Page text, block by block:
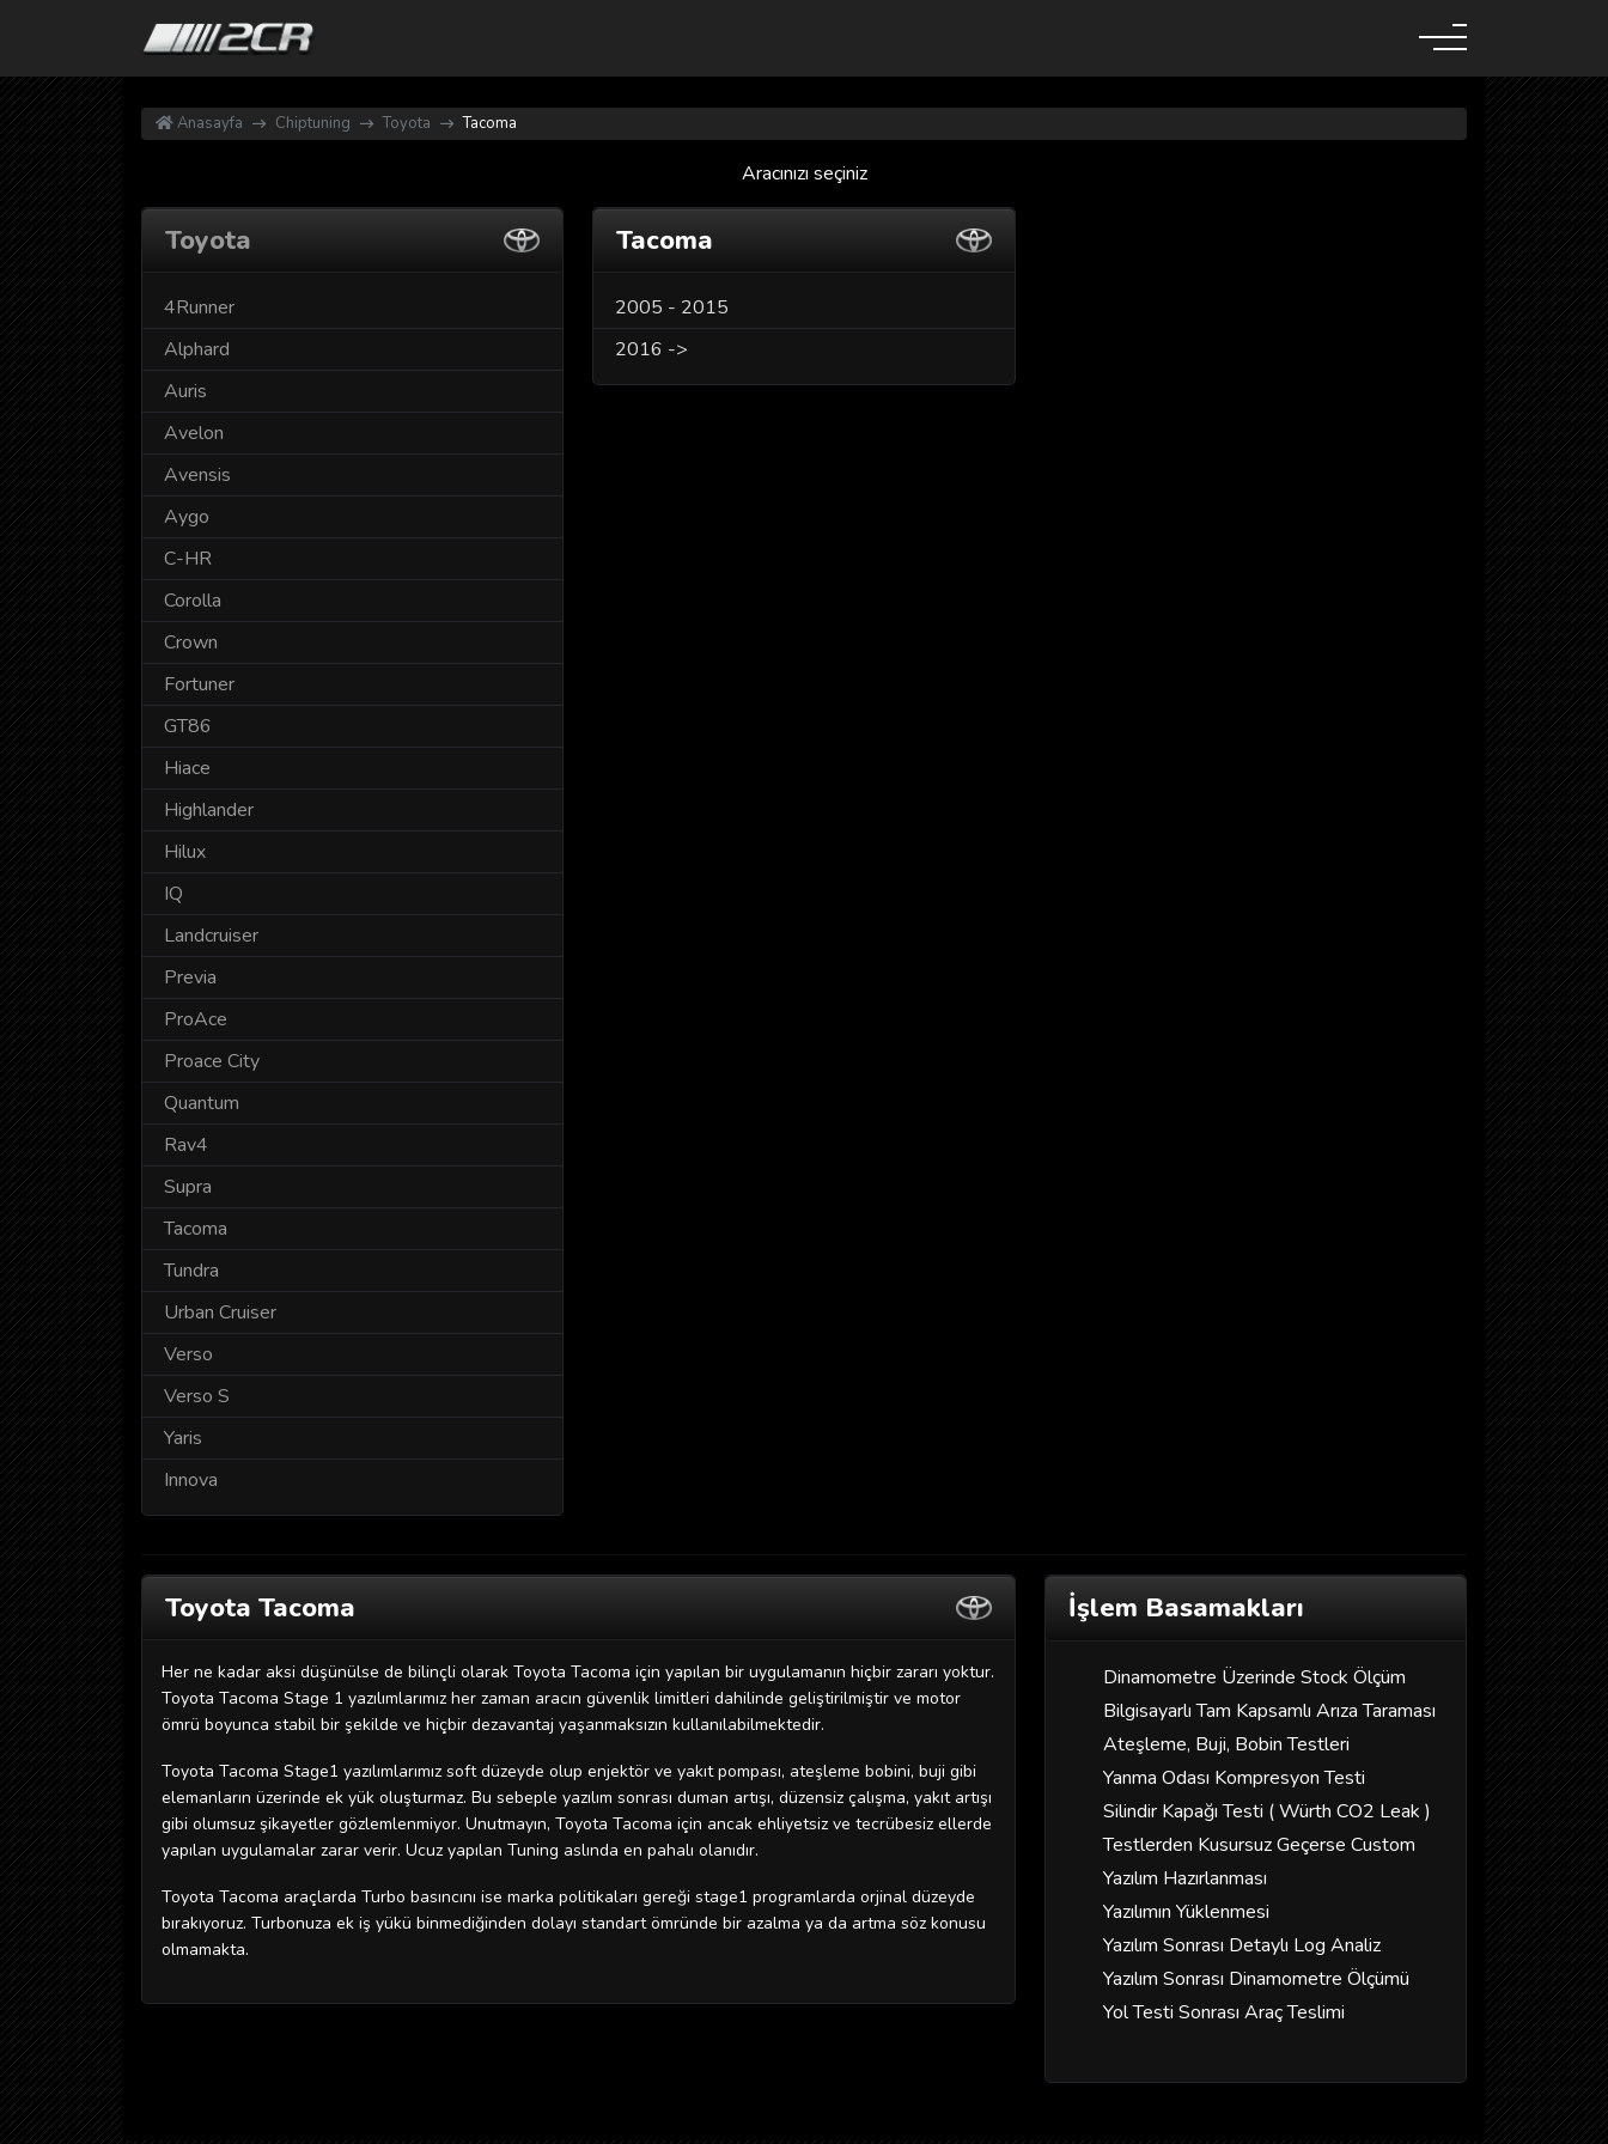
Anasayfa Chiptuning Toyota Tacoma
Aracınızı seçiniz
Toyota
4Runner
Alphard
Auris
Avelon
Avensis
Aygo
C-HR
Corolla
Crown
Fortuner
GT86
Hiace
Highlander
Hilux
IQ
Landcruiser
Previa
ProAce
Proace City
Quantum
Rav4
Supra
Tacoma
Tundra
Urban Cruiser
Verso
Verso S
Yaris
Innova
Tacoma
2005 - 2015
2016 ->
Toyota Tacoma
Her ne kadar aksi düşünülse de bilinçli olarak Toyota Tacoma için yapılan bir uygulamanın hiçbir zararı yoktur.
Toyota Tacoma Stage 1 yazılımlarımız her zaman aracın güvenlik limitleri dahilinde geliştirilmiştir ve motor
ömrü boyunca stabil bir şekilde ve hiçbir dezavantaj yaşanmaksızın kullanılabilmektedir.
Toyota Tacoma Stage1 yazılımlarımız soft düzeyde olup enjektör ve yakıt pompası, ateşleme bobini, buji gibi
elemanların üzerinde ek yük oluşturmaz. Bu sebeple yazılım sonrası duman artışı, düzensiz çalışma, yakıt artışı
gibi olumsuz şikayetler gözlemlenmiyor. Unutmayın, Toyota Tacoma için ancak ehliyetsiz ve tecrübesiz ellerde
yapılan uygulamalar zarar verir. Ucuz yapılan Tuning aslında en pahalı olanıdır.
Toyota Tacoma araçlarda Turbo basıncını ise marka politikaları gereği stage1 programlarda orjinal düzeyde
bırakıyoruz. Turbonuza ek iş yükü binmediğinden dolayı standart ömründe bir azalma ya da artma söz konusu
olmamakta.
İşlem Basamakları
Dinamometre Üzerinde Stock Ölçüm
Bilgisayarlı Tam Kapsamlı Arıza Taraması
Ateşleme, Buji, Bobin Testleri
Yanma Odası Kompresyon Testi
Silindir Kapağı Testi ( Würth CO2 Leak )
Testlerden Kusursuz Geçerse Custom
Yazılım Hazırlanması
Yazılımın Yüklenmesi
Yazılım Sonrası Detaylı Log Analiz
Yazılım Sonrası Dinamometre Ölçümü
Yol Testi Sonrası Araç Teslimi